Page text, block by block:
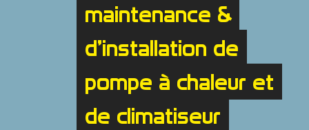
maintenance &
d’installation de
pompe à chaleur et
de climatiseur